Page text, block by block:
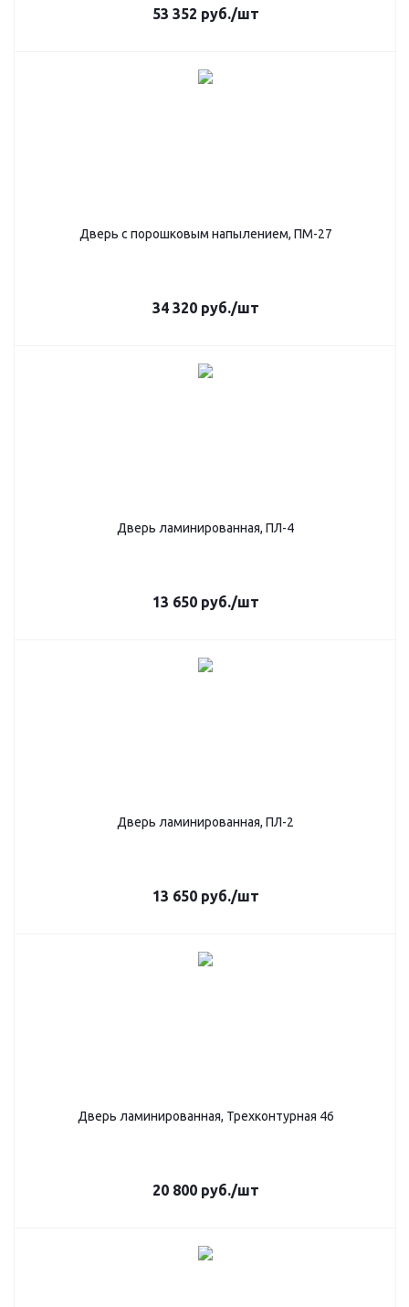
53 352 руб./шт
Дверь с порошковым напылением, ПМ-27
34 320руб./шт
Дверь ламинированная, ПЛ-4
13 650руб./шт
Дверь ламинированная, ПЛ-2
13 650руб./шт
Дверь ламинированная, Трехконтурная 46
20 800руб./шт